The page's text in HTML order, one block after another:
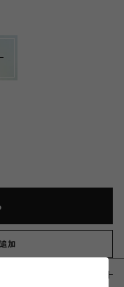
加